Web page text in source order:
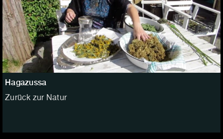
Hagazussa
Zurück zur Natur